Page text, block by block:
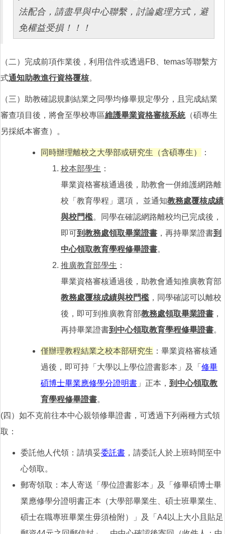
法配合，請盡早與中心聯繫，討論處理方式，避
免權益受損！！！
（二）完成前項作業後，利用信件或透過FB、temas等聯繫方
式通知助教進行資格覆核。
（三）助教確認規劃結業之同學均修畢規定學分，且完成結業
審查項目後，將會至學校專區維護畢業資格審核系統（碩專生
另採紙本審查）。
同時辦理離校之大學部或研究生（含碩專生）
：
校本部學生 ：
畢業資格審核通過後，助教會一併維護網路離
校「教育學程」選項， 並通知教務處覆核成績
與校門檻。同學在確認網路離校均已完成後，
即可到教務處領取畢業證書 ，再持畢業證書到
中心領取教育學程修畢證書。
推廣教育部學生 ：
畢業資格審核通過後，助教會通知推廣教育部
教務處覆核成績與校門檻 ，同學確認可以離校
後，即可到推廣教育部教務處領取畢業證書 ，
再持畢業證書到中心領取教育學程修畢證書。
僅辦理教程結業之校本部研究生 ：畢業資格審核通
過後，即可持「大學以上學位證書影本」及「 修畢
碩博士畢業應修學分證明書 」正本， 到中心領取教
育學程修畢證書。
(四）如不克前往本中心親領修畢證書，可透過下列兩種方式領
取：
委託他人代領：請填妥委託書 ，請委託人於上班時間至中
心領取。
郵寄領取：本人寄送「學位證書影本」及「修畢碩博士畢
業應修學分證明書正本（大學部畢業生、碩士班畢業生、
碩士在職專班畢業生毋須檢附）」及「A4以上大小且貼足